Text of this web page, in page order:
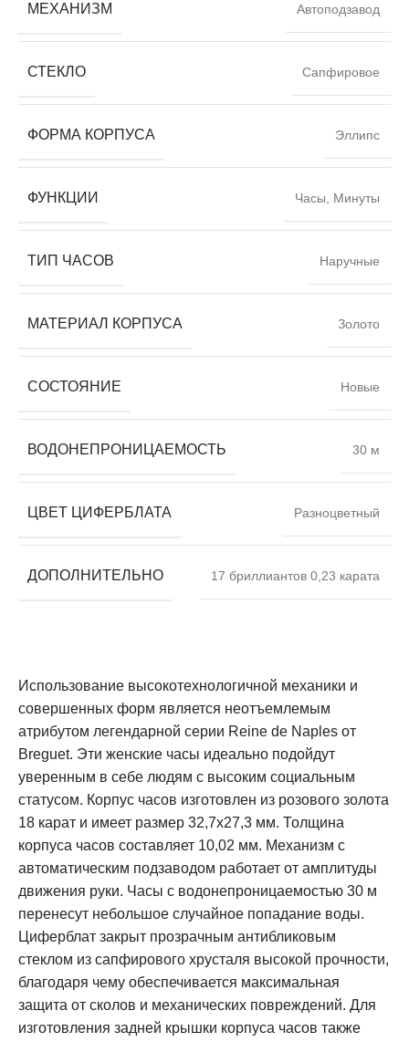
МЕХАНИЗМ Автоподзавод
СТЕКЛО Сапфировое
ФОРМА КОРПУСА Эллипс
ФУНКЦИИ Часы, Минуты
ТИП ЧАСОВ Наручные
МАТЕРИАЛ КОРПУСА Золото
СОСТОЯНИЕ Новые
ВОДОНЕПРОНИЦАЕМОСТЬ 30 м
ЦВЕТ ЦИФЕРБЛАТА Разноцветный
ДОПОЛНИТЕЛЬНО 17 бриллиантов 0,23 карата
Использование высокотехнологичной механики и
совершенных форм является неотъемлемым
атрибутом легендарной серии Reine de Naples от
Breguet. Эти женские часы идеально подойдут
уверенным в себе людям с высоким социальным
статусом. Корпус часов изготовлен из розового золота
18 карат и имеет размер 32,7х27,3 мм. Толщина
корпуса часов составляет 10,02 мм. Механизм с
автоматическим подзаводом работает от амплитуды
движения руки. Часы с водонепроницаемостью 30 м
перенесут небольшое случайное попадание воды.
Циферблат закрыт прозрачным антибликовым
стеклом из сапфирового хрусталя высокой прочности,
благодаря чему обеспечивается максимальная
защита от сколов и механических повреждений. Для
изготовления задней крышки корпуса часов также